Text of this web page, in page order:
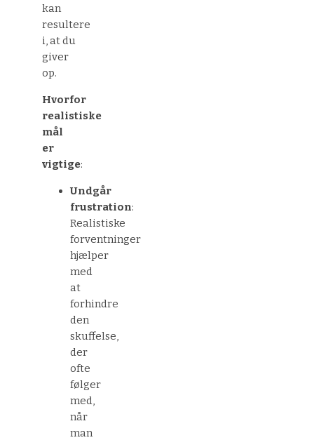
kan
resultere
i, at du
giver
op.
Hvorfor
realistiske
mål
er
vigtige:
Undgår
frustration:
Realistiske
forventninger
hjælper
med
at
forhindre
den
skuffelse,
der
ofte
følger
med,
når
man